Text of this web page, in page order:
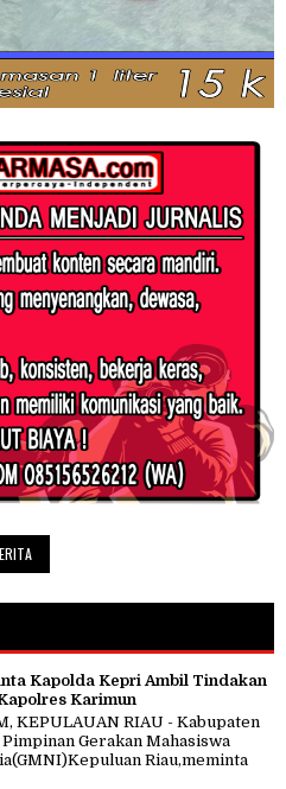
Kapolda Kepri Ambil Tindakan
Karimun
KEPULAUAN RIAU - Kabupaten
Gerakan Mahasiswa
Riau,meminta